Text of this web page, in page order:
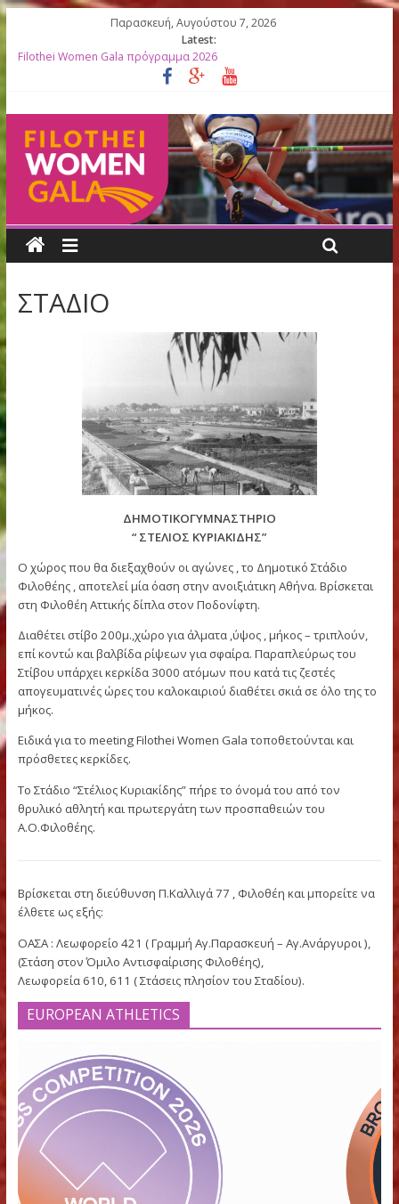
Παρασκευή, Αυγούστου 7, 2026
Latest:
Filothei Women Gala πρόγραμμα 2026
27ο Filothei Women Gala: Ο απολογισμός μιας σπουδαίας
Filothei Women Gala ΑΠΟΤΕΛΕΣΜΑΤΑ
ΛΙΣΤΕΣ ΕΚΚΙΝΗΣΗΣ 2026
Κορυφαίες Ελληνίδες Ολυμπιονίκες βραβεύονται στο 27ο
Women Gala
ΔΗΜΟΤΙΚΟΓΥΜΝΑΣΤΗΡΙΟ
“ ΣΤΕΛΙΟΣ ΚΥΡΙΑΚΙΔΗΣ”
Ο χώρος που θα διεξαχθούν οι αγώνες , το Δημοτικό Στάδιο
Φιλοθέης , αποτελεί μία όαση στην ανοιξιάτικη Αθήνα.
στη Φιλοθέη Αττικής δίπλα στον Ποδονίφτη.
Διαθέτει στίβο 200μ.,χώρο για άλματα ,ύψος , μήκος –
επί κοντώ και βαλβίδα ρίψεων για σφαίρα. Παραπλεύρως
Στίβου υπάρχει κερκίδα 3000 ατόμων που κατά τις ζεστές
απογευματινές ώρες του καλοκαιριού διαθέτει σκιά σε όλο
μήκος.
Το Στάδιο “Στέλιος Κυριακίδης” πήρε το όνομά του από τον
θρυλικό αθλητή και πρωτεργάτη των προσπαθειών του
Α.Ο.Φιλοθέης.
Βρίσκεται στη διεύθυνση Π.Καλλιγά 77 , Φιλοθέη και
ΟΑΣΑ : Λεωφορείο 421 ( Γραμμή Αγ.Παρασκευή –
(Στάση στον Όμιλο Αντισφαίρισης Φιλοθέης),
Λεωφορεία 610, 611 ( Στάσεις πλησίον του Σταδίου).
EUROPEAN ATHLETICS